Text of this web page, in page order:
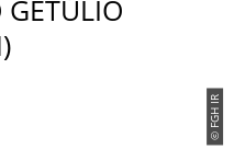
GETÚLIO
© FGH IR